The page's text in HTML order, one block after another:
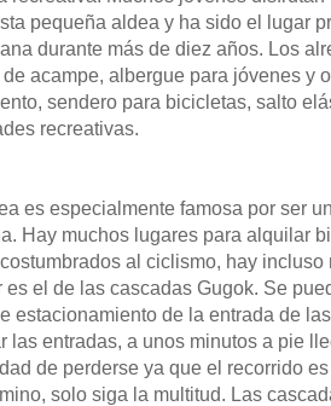
pequeña aldea y ha sido el lugar
durante más de diez años. Los
acampe, albergue para jóvenes y
sendero para bicicletas, salto
recreativas.
es especialmente famosa por ser
Hay muchos lugares para alquilar
al ciclismo, hay
es el de las cascadas Gugok. Se
estacionamiento de la entrada de
las entradas, a unos minutos a pie
de perderse ya que el recorrido
solo siga la multitud. Las